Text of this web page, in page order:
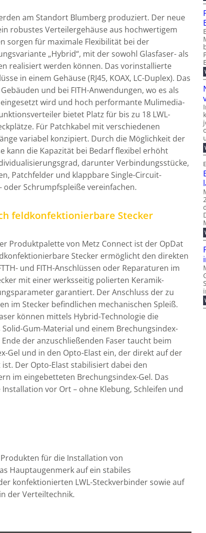
am Standort Blumberg produziert. Der neue
robustes Verteilergehäuse aus hochwertigem
sorgen für maximale Flexibilität bei der
„Hybrid“, mit der sowohl Glasfaser- als
realisiert werden können. Das vorinstallierte
in einem Gehäuse (RJ45, KOAX, LC-Duplex). Das
und bei FITH-Anwendungen, wo es als
wird und hoch performante Mulimedia-
bietet Platz für bis zu 18 LWL-
Für Patchkabel mit verschiedenen
variabel konzipiert. Durch die Möglichkeit der
kann die Kapazität bei Bedarf flexibel erhöht
darunter Verbindungsstücke,
Patchfelder und klappbare Single-Circuit-
oder Schrumpfspleiße vereinfachen.
feldkonfektionierbare Stecker
Produktpalette von Metz Connect ist der OpDat
Stecker ermöglicht den direkten
und FITH-Anschlüssen oder Reparaturen im
mit einer werksseitig polierten Keramik-
garantiert. Der Anschluss der zu
im Stecker befindlichen mechanischen Spleiß.
können mittels Hybrid-Technologie die
Gum-Material und einem Brechungsindex-
der anzuschließenden Faser taucht beim
Gel und in den Opto-Elast ein, der direkt auf der
Der Opto-Elast stabilisiert dabei den
im eingebetteten Brechungsindex-Gel. Das
vor Ort – ohne Klebung, Schleifen und
für die Installation von
Hauptaugenmerk auf ein stabiles
konfektionierten LWL-Steckverbinder sowie auf
der Verteiltechnik.